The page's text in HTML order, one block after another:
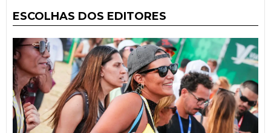
ESCOLHAS DOS EDITORES